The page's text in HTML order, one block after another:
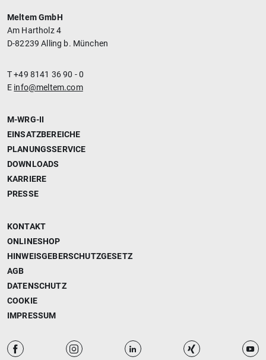
Meltem GmbH
Am Hartholz 4
D-82239 Alling b. München
T +49 8141 36 90 - 0
E info@meltem.com
M-WRG-II
EINSATZBEREICHE
PLANUNGSSERVICE
DOWNLOADS
KARRIERE
PRESSE
KONTAKT
ONLINESHOP
HINWEISGEBERSCHUTZGESETZ
AGB
DATENSCHUTZ
COOKIE
IMPRESSUM